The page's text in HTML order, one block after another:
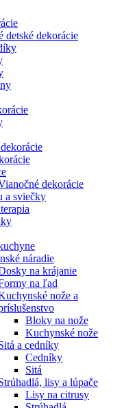
detské dekorácie
dekorácie
a sviečky
náradie
na krájanie
na ľad
nože a
Bloky na nože
Kuchynské nože
a cedníky
Cedníky
Sitá
lisy a lúpače
Lisy na citrusy